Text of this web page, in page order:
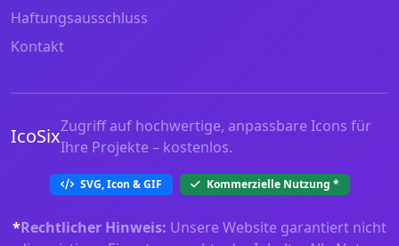
Haftungsausschluss
Kontakt
IcoSixZugriff auf hochwertige, anpassbare Icons für
Ihre Projekte – kostenlos.
SVG, Icon & GIF Kommerzielle Nutzung *
*Rechtlicher Hinweis: Unsere Website garantiert nicht